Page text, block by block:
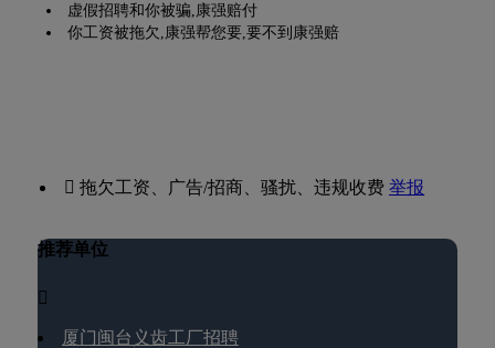
虚假招聘和你被骗,康强赔付
你工资被拖欠,康强帮您要,要不到康强赔
 拖欠工资、广告/招商、骚扰、违规收费举报
推荐单位

厦门闽台义齿工厂招聘